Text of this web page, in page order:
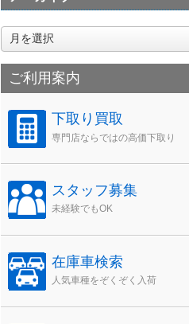
ア
ー
カ
イご利用案内
下取り買取
専門店ならではの高価下取り
スタッフ募集
未経験でもOK
在庫車検索
人気車種をぞくぞく入荷